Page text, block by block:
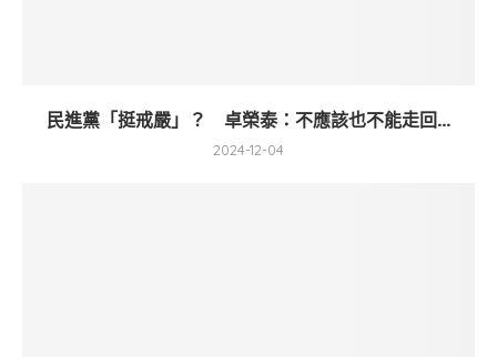
民進黨「挺戒嚴」？ 卓榮泰：不應該也不能走回...
2024-12-04